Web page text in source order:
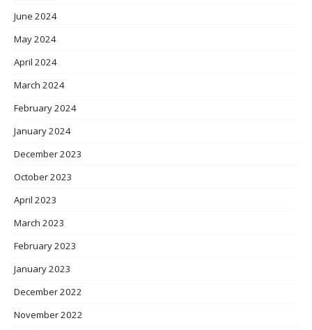
June 2024
May 2024
April 2024
March 2024
February 2024
January 2024
December 2023
October 2023
April 2023
March 2023
February 2023
January 2023
December 2022
November 2022